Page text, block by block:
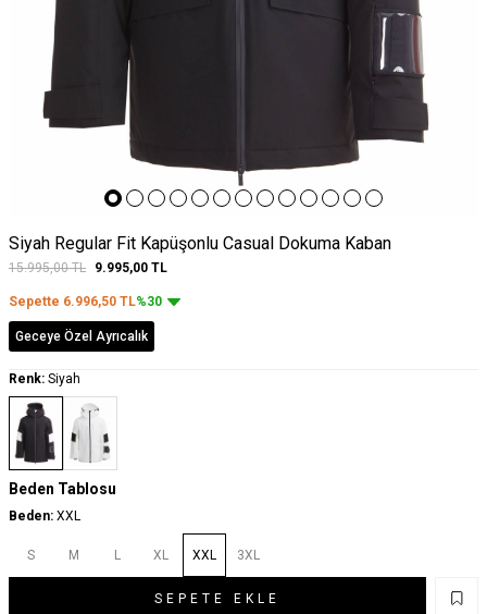
Siyah Regular Fit Kapüşonlu Casual Dokuma Kaban
15.995,00TL 9.995,00 TL
Sepette 6.996,50 TL%30
Geceye Özel Ayrıcalık
Renk: Siyah
Beden Tablosu
Beden: XXL
S M L XL XXL 3XL
SEPETE EKLE